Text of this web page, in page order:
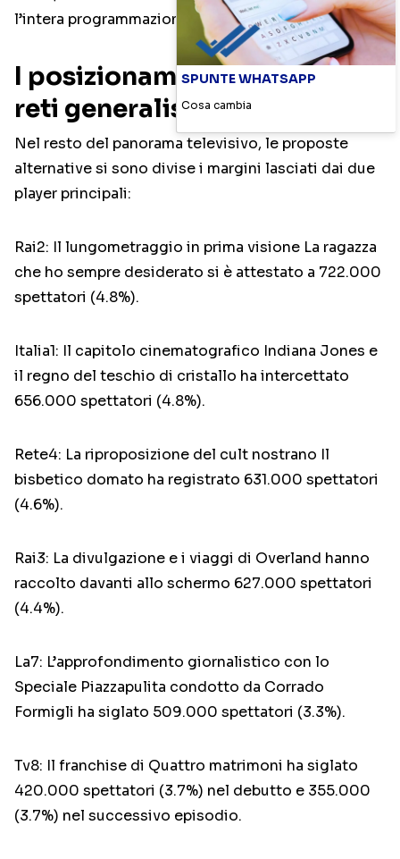
l’intera programmazione serale della rete.
I posizionamenti delle altre
reti generaliste
Nel resto del panorama televisivo, le proposte
alternative si sono divise i margini lasciati dai due
player principali:
Rai2: Il lungometraggio in prima visione La ragazza
che ho sempre desiderato si è attestato a 722.000
spettatori (4.8%).
Italia1: Il capitolo cinematografico Indiana Jones e
il regno del teschio di cristallo ha intercettato
656.000 spettatori (4.8%).
Rete4: La riproposizione del cult nostrano Il
bisbetico domato ha registrato 631.000 spettatori
(4.6%).
Rai3: La divulgazione e i viaggi di Overland hanno
raccolto davanti allo schermo 627.000 spettatori
(4.4%).
La7: L’approfondimento giornalistico con lo
Speciale Piazzapulita condotto da Corrado
Formigli ha siglato 509.000 spettatori (3.3%).
Tv8: Il franchise di Quattro matrimoni ha siglato
420.000 spettatori (3.7%) nel debutto e 355.000
(3.7%) nel successivo episodio.
SPUNTE WHATSAPP
Cosa cambia